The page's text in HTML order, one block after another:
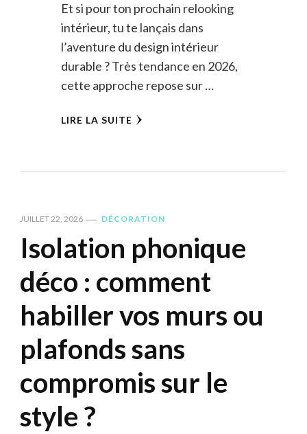
Et si pour ton prochain relooking
intérieur, tu te lançais dans
l’aventure du design intérieur
durable ? Très tendance en 2026,
cette approche repose sur …
LIRE LA SUITE
JUILLET 22, 2026 DÉCORATION
Isolation phonique
déco : comment
habiller vos murs ou
plafonds sans
compromis sur le
style ?